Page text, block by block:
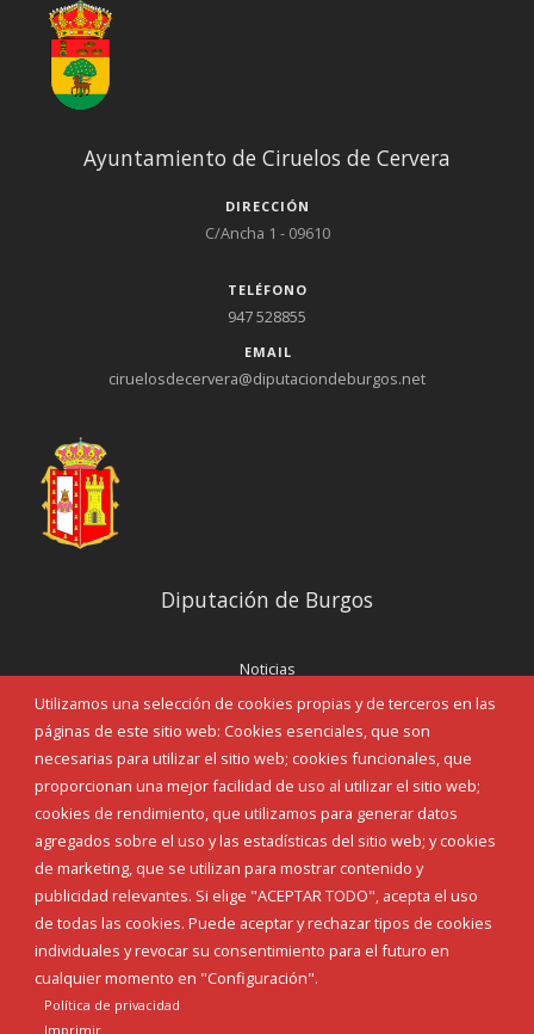
Utilizamos una selección de cookies propias y de terceros en las
páginas de este sitio web: Cookies esenciales, que son
necesarias para utilizar el sitio web; cookies funcionales, que
proporcionan una mejor facilidad de uso al utilizar el sitio web;
cookies de rendimiento, que utilizamos para generar datos
agregados sobre el uso y las estadísticas del sitio web; y cookies
de marketing, que se utilizan para mostrar contenido y
publicidad relevantes. Si elige "ACEPTAR TODO", acepta el uso
de todas las cookies. Puede aceptar y rechazar tipos de cookies
individuales y revocar su consentimiento para el futuro en
cualquier momento en "Configuración".
Política de privacidad
Imprimir
Ayuntamiento de Ciruelos de Cervera
DIRECCIÓN
C/Ancha 1 - 09610
TELÉFONO
947 528855
EMAIL
ciruelosdecervera@diputaciondeburgos.net
Diputación de Burgos
Noticias
Eventos
Corporación Municipal
Teléfonos de interés
INICIAR SESIÓN
MAPA WEB